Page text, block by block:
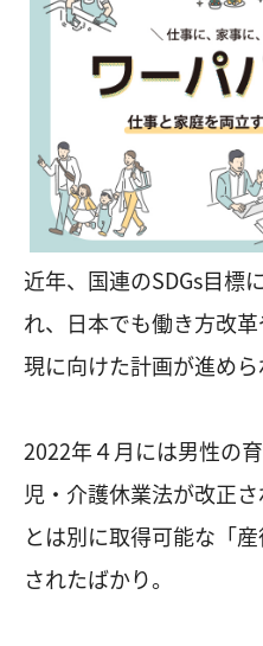
近年、国連のSDGs目標
れ、日本でも働き方改
現に向けた計画が進めら
2022年４月には男性の
児・介護休業法が改正
とは別に取得可能な「
されたばかり。